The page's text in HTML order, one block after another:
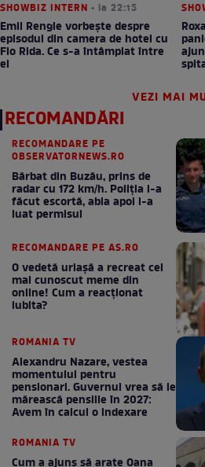
SHOWBIZ INTERN • la 22:15
Emil Rengle vorbește despre
episodul din camera de hotel cu
Flo Rida. Ce s-a întâmplat între
ei
VEZI MAI
RECOMANDĂRI
RECOMANDARE PE
OBSERVATORNEWS.RO
Bărbat din Buzău, prins de
radar cu 172 km/h. Poliţia i-a
făcut escortă, abia apoi i-a
luat permisul
RECOMANDARE PE AS.RO
O vedetă uriașă a recreat cel
mai cunoscut meme din
online! Cum a reacționat
iubita?
ROMANIA TV
Alexandru Nazare, vestea
momentului pentru
pensionari. Guvernul vrea să le
mărească pensiile în 2027:
Avem în calcul o indexare
ROMANIA TV